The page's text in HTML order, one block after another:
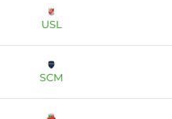
USL
SCM